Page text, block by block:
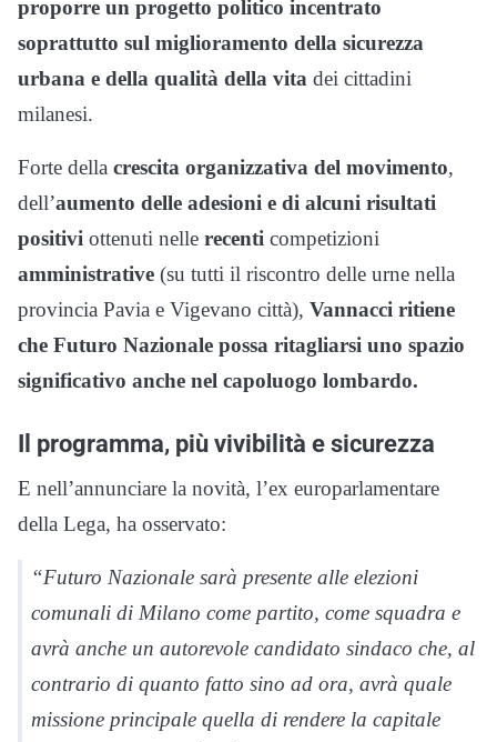
proporre un progetto politico incentrato
soprattutto sul miglioramento della sicurezza
urbana e della qualità della vita dei cittadini
milanesi.
Forte della crescita organizzativa del movimento,
dell’aumento delle adesioni e di alcuni risultati
positivi ottenuti nelle recenti competizioni
amministrative (su tutti il riscontro delle urne nella
provincia Pavia e Vigevano città), Vannacci ritiene
che Futuro Nazionale possa ritagliarsi uno spazio
significativo anche nel capoluogo lombardo.
Il programma, più vivibilità e sicurezza
E nell’annunciare la novità, l’ex europarlamentare
della Lega, ha osservato:
“Futuro Nazionale sarà presente alle elezioni
comunali di Milano come partito, come squadra e
avrà anche un autorevole candidato sindaco che, al
contrario di quanto fatto sino ad ora, avrà quale
missione principale quella di rendere la capitale